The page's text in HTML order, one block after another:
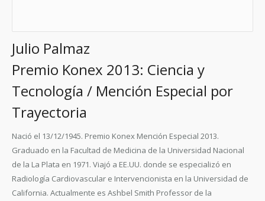
Julio Palmaz
Premio Konex 2013: Ciencia y
Tecnología / Mención Especial por
Trayectoria
Nació el 13/12/1945. Premio Konex Mención Especial 2013.
Graduado en la Facultad de Medicina de la Universidad Nacional
de la La Plata en 1971. Viajó a EE.UU. donde se especializó en
Radiología Cardiovascular e Intervencionista en la Universidad de
California. Actualmente es Ashbel Smith Professor de la